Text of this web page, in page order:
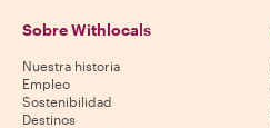
Sobre Withlocals
Nuestra historia
Empleo
Sostenibilidad
Destinos